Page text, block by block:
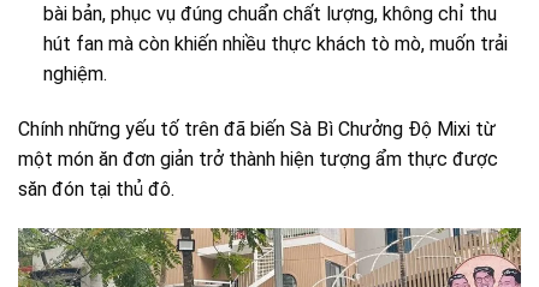
bài bản, phục vụ đúng chuẩn chất lượng, không chỉ thu
hút fan mà còn khiến nhiều thực khách tò mò, muốn trải
nghiệm.
Chính những yếu tố trên đã biến Sà Bì Chưởng Độ Mixi từ
một món ăn đơn giản trở thành hiện tượng ẩm thực được
săn đón tại thủ đô.